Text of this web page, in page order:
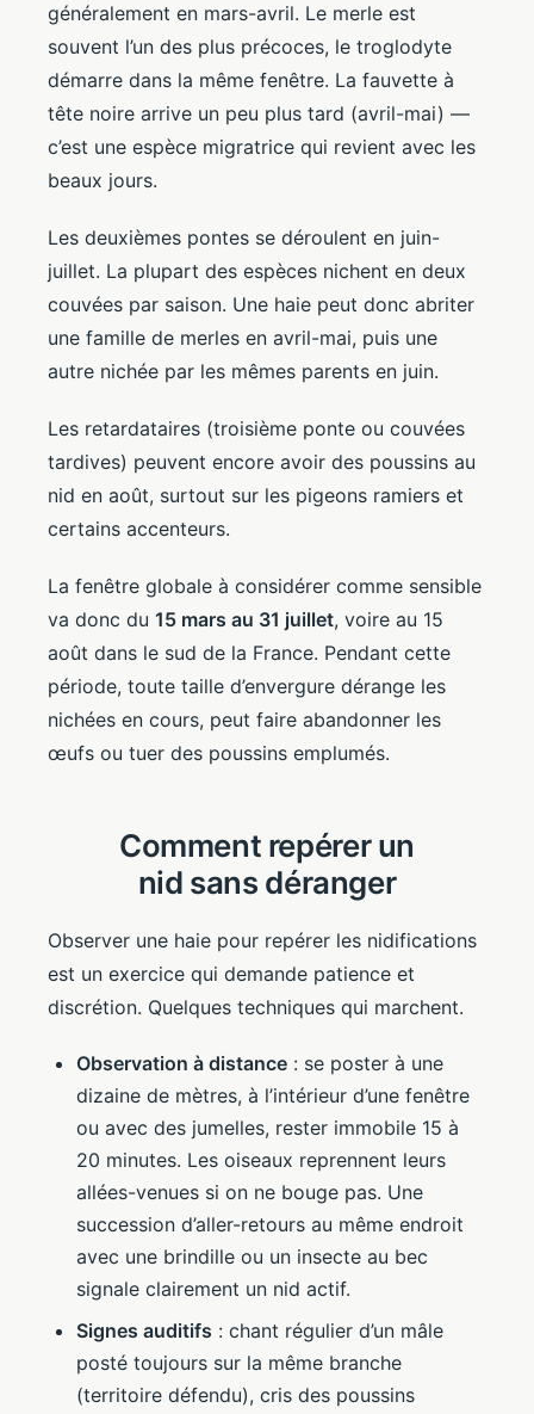
généralement en mars-avril. Le merle est
souvent l’un des plus précoces, le troglodyte
démarre dans la même fenêtre. La fauvette à
tête noire arrive un peu plus tard (avril-mai) —
c’est une espèce migratrice qui revient avec les
beaux jours.
Les deuxièmes pontes se déroulent en juin-
juillet. La plupart des espèces nichent en deux
couvées par saison. Une haie peut donc abriter
une famille de merles en avril-mai, puis une
autre nichée par les mêmes parents en juin.
Les retardataires (troisième ponte ou couvées
tardives) peuvent encore avoir des poussins au
nid en août, surtout sur les pigeons ramiers et
certains accenteurs.
La fenêtre globale à considérer comme sensible
va donc du 15 mars au 31 juillet, voire au 15
août dans le sud de la France. Pendant cette
période, toute taille d’envergure dérange les
nichées en cours, peut faire abandonner les
œufs ou tuer des poussins emplumés.
Comment repérer un
nid sans déranger
Observer une haie pour repérer les nidifications
est un exercice qui demande patience et
discrétion. Quelques techniques qui marchent.
Observation à distance : se poster à une
dizaine de mètres, à l’intérieur d’une fenêtre
ou avec des jumelles, rester immobile 15 à
20 minutes. Les oiseaux reprennent leurs
allées-venues si on ne bouge pas. Une
succession d’aller-retours au même endroit
avec une brindille ou un insecte au bec
signale clairement un nid actif.
Signes auditifs : chant régulier d’un mâle
posté toujours sur la même branche
(territoire défendu), cris des poussins